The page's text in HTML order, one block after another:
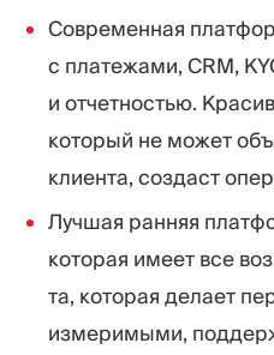
Современная
с платежами, CRM,
и отчетностью.
который не может
клиента, создаст
Лучшая ранняя
которая имеет все
та, которая делает
измеримыми,